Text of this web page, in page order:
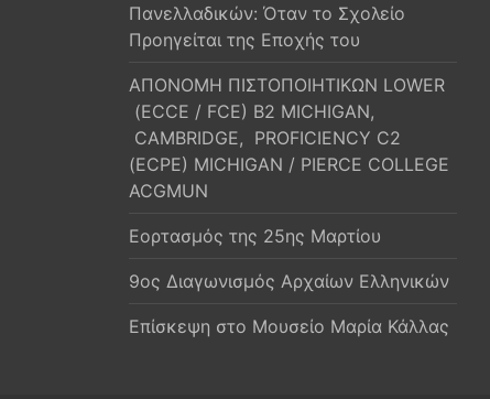
Πανελλαδικών: Όταν το Σχολείο
Προηγείται της Εποχής του
ΑΠΟΝΟΜΗ ΠΙΣΤΟΠΟΙΗΤΙΚΩΝ LOWER
(ECCE / FCE) B2 MICHIGAN,
CAMBRIDGE, PROFICIENCY C2
(ECPE) MICHIGAN / PIERCE COLLEGE
ACGMUN
Εορτασμός της 25ης Μαρτίου
9ος Διαγωνισμός Αρχαίων Ελληνικών
Επίσκεψη στο Μουσείο Μαρία Κάλλας